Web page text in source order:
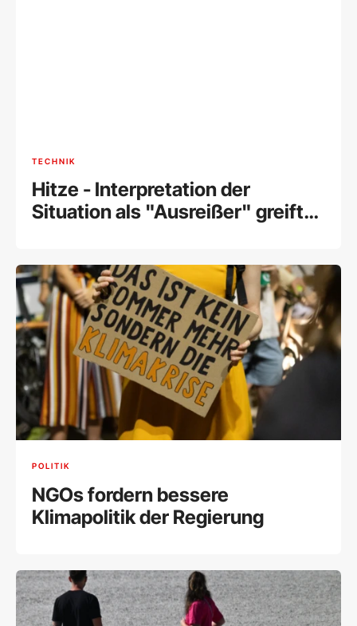
TECHNIK
Hitze - Interpretation der
Situation als "Ausreißer" greift
POLITIK
NGOs fordern bessere
Klimapolitik der Regierung